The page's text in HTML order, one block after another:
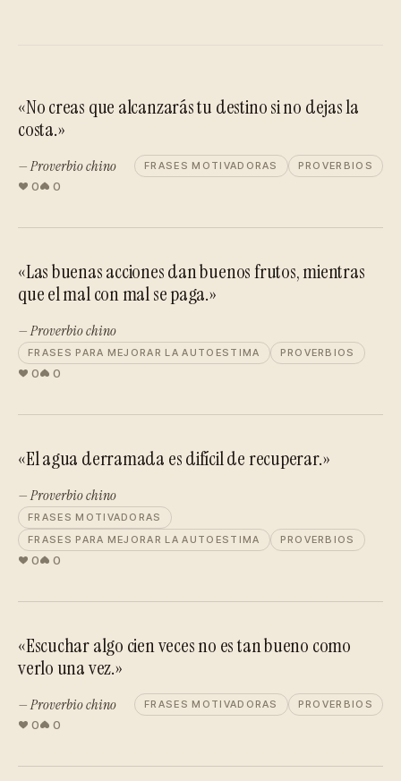
«No creas que alcanzarás tu destino si no dejas la
costa.»
— Proverbio chino FRASES MOTIVADORAS PROVERBIOS
0 0
«Las buenas acciones dan buenos frutos, mientras
que el mal con mal se paga.»
— Proverbio chino
FRASES PARA MEJORAR LA AUTOESTIMA PROVERBIOS
0 0
«El agua derramada es difícil de recuperar.»
— Proverbio chino
FRASES MOTIVADORAS
FRASES PARA MEJORAR LA AUTOESTIMA
PROVERBIOS
0 0
«Escuchar algo cien veces no es tan bueno como
verlo una vez.»
— Proverbio chino FRASES MOTIVADORAS PROVERBIOS
0 0